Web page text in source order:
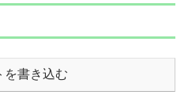
を書き込む